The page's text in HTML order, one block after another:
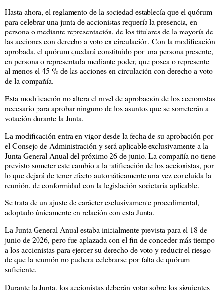
Hasta ahora, el reglamento de la sociedad establecía que el quórum
para celebrar una junta de accionistas requería la presencia, en
persona o mediante representación, de los titulares de la mayoría de
las acciones con derecho a voto en circulación. Con la modificación
aprobada, el quórum quedará constituido por una persona presente,
en persona o representada mediante poder, que posea o represente
al menos el 45 % de las acciones en circulación con derecho a voto
de la compañía.
Esta modificación no altera el nivel de aprobación de los accionistas
necesario para aprobar ninguno de los asuntos que se someterán a
votación durante la Junta.
La modificación entra en vigor desde la fecha de su aprobación por
el Consejo de Administración y será aplicable exclusivamente a la
Junta General Anual del próximo 26 de junio. La compañía no tiene
previsto someter este cambio a la ratificación de los accionistas, por
lo que dejará de tener efecto automáticamente una vez concluida la
reunión, de conformidad con la legislación societaria aplicable.
Se trata de un ajuste de carácter exclusivamente procedimental,
adoptado únicamente en relación con esta Junta.
La Junta General Anual estaba inicialmente prevista para el 18 de
junio de 2026, pero fue aplazada con el fin de conceder más tiempo
a los accionistas para ejercer su derecho de voto y reducir el riesgo
de que la reunión no pudiera celebrarse por falta de quórum
suficiente.
Durante la Junta, los accionistas deberán votar sobre los siguientes